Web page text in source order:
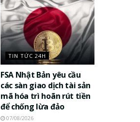
TIN TỨC 24H
FSA Nhật Bản yêu cầu
các sàn giao dịch tài sản
mã hóa trì hoãn rút tiền
để chống lừa đảo
07/08/2026